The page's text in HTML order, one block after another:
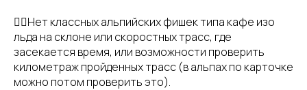
👉🏻Нет классных альпийских фишек типа кафе изо
льда на склоне или скоростных трасс, где
засекается время, или возможности проверить
километраж пройденных трасс (в альпах по карточке
можно потом проверить это).